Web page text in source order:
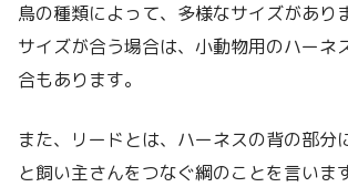
鳥の種類によって、多様なサイズがあり
サイズが合う場合は、小動物用のハーネ
合もあります。
また、リードとは、ハーネスの背の部分
と飼い主さんをつなぐ綱のことを言いま